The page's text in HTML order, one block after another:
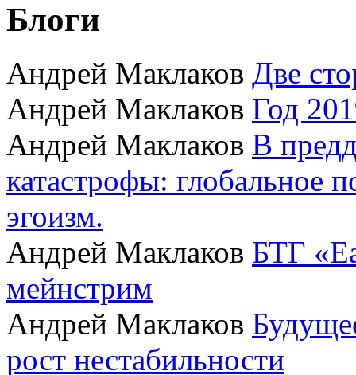
Блоги
Андрей Маклаков Две
Андрей Маклаков Год
Андрей Маклаков В
катастрофы: глобальное
эгоизм.
Андрей Маклаков БТГ
мейнстрим
Андрей Маклаков
рост нестабильности